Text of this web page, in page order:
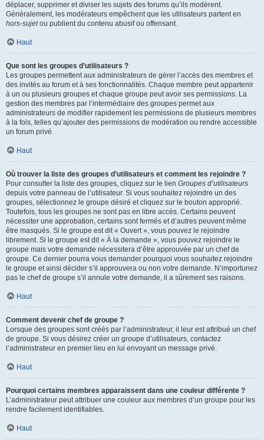
déplacer, supprimer et diviser les sujets des forums qu’ils modèrent.
Généralement, les modérateurs empêchent que les utilisateurs partent en
hors-sujetou publient du contenu abusif ou offensant.
Haut
Que sont les groupes d’utilisateurs ?
Les groupes permettent aux administrateurs de gérer l’accès des membres et
des invités au forum et à ses fonctionnalités. Chaque membre peut appartenir
à un ou plusieurs groupes et chaque groupe peut avoir ses permissions. La
gestion des membres par l’intermédiaire des groupes permet aux
administrateurs de modifier rapidement les permissions de plusieurs membres
à la fois, telles qu’ajouter des permissions de modération ou rendre accessible
un forum privé.
Haut
Où trouver la liste des groupes d’utilisateurs et comment les rejoindre ?
Pour consulter la liste des groupes, cliquez sur le lien Groupes d’utilisateurs
depuis votre panneau de l’utilisateur. Si vous souhaitez rejoindre un des
groupes, sélectionnez le groupe désiré et cliquez sur le bouton approprié.
Toutefois, tous les groupes ne sont pas en libre accès. Certains peuvent
nécessiter une approbation, certains sont fermés et d’autres peuvent même
être masqués. Si le groupe est dit « Ouvert », vous pouvez le rejoindre
librement. Si le groupe est dit « À la demande », vous pouvez rejoindre le
groupe mais votre demande nécessitera d’être approuvée par un chef de
groupe. Ce dernier pourra vous demander pourquoi vous souhaitez rejoindre
le groupe et ainsi décider s’il approuvera ou non votre demande. N’importunez
pas le chef de groupe s’il annule votre demande, il a sûrement ses raisons.
Haut
Comment devenir chef de groupe ?
Lorsque des groupes sont créés par l’administrateur, il leur est attribué un chef
de groupe. Si vous désirez créer un groupe d’utilisateurs, contactez
l’administrateur en premier lieu en lui envoyant un message privé.
Haut
Pourquoi certains membres apparaissent dans une couleur différente ?
L’administrateur peut attribuer une couleur aux membres d’un groupe pour les
rendre facilement identifiables.
Haut